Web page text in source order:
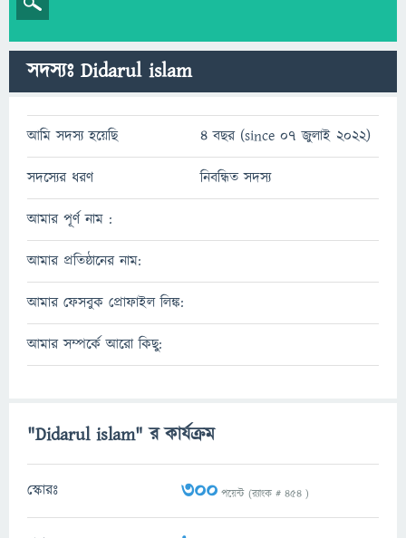
সদস্যঃ Didarul islam
আমি সদস্য হয়েছি 4 বছর (since 07 জুলাই 2022)
সদস্যের ধরণ নিবন্ধিত সদস্য
আমার পূর্ণ নাম :
আমার প্রতিষ্ঠানের নাম:
আমার ফেসবুক প্রোফাইল লিঙ্ক:
আমার সম্পর্কে আরো কিছু:
"Didarul islam" র কার্যক্রম
স্কোরঃ 300 পয়েন্ট (র‌্যাংক # 454 )